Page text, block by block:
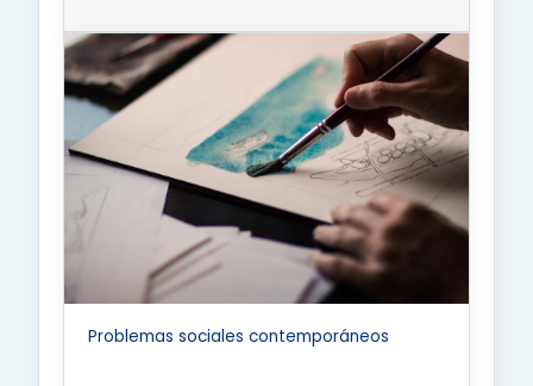
Problemas sociales contemporáneos